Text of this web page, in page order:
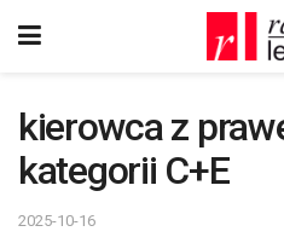
kierowca z
kategorii C+E
2025-10-16